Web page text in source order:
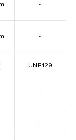
-
-
UN R129
-
-